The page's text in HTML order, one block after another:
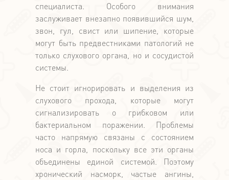
специалиста. Особого внимания
заслуживает внезапно появившийся шум,
звон, гул, свист или шипение, которые
могут быть предвестниками патологий не
только слухового органа, но и сосудистой
системы.
Не стоит игнорировать и выделения из
слухового прохода, которые могут
сигнализировать о грибковом или
бактериальном поражении. Проблемы
часто напрямую связаны с состоянием
носа и горла, поскольку все эти органы
объединены единой системой. Поэтому
хронический насморк, частые ангины,